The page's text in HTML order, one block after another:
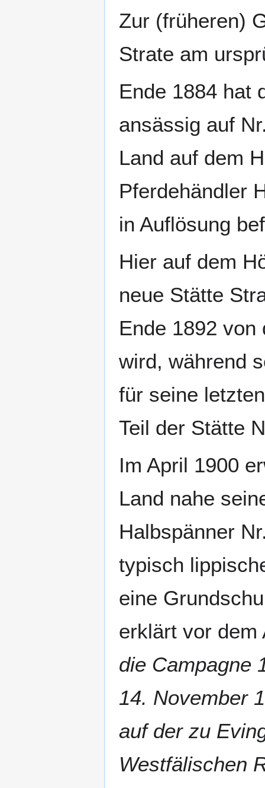
Zur (früheren)
Strate am
Ende 1884 hat
ansässig auf
Land auf dem
Pferdehändler
in Auflösung
Hier auf dem
neue Stätte
Ende 1892 von
wird, während
für seine
Teil der Stätte
Im April 1900
Land nahe
Halbspänner
typisch
eine
erklärt vor
die Campagne
14. November
auf der zu
Westfälischen